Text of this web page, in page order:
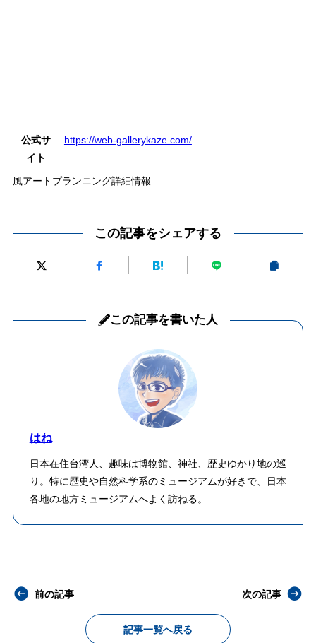
公式サ
イト
https://web-gallerykaze.com/
風アートプランニング詳細情報
この記事をシェアする
この記事を書いた人
はね
日本在住台湾人、趣味は博物館、神社、歴史ゆかり地の巡
り。特に歴史や自然科学系のミュージアムが好きで、日本
各地の地方ミュージアムへよく訪ねる。
前の記事
記事一覧へ戻る
次の記事